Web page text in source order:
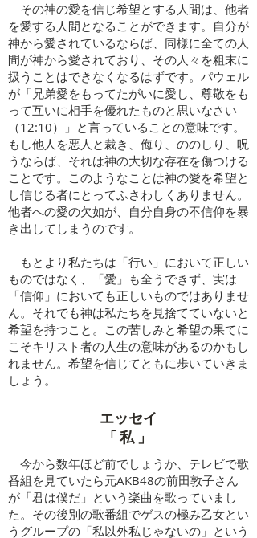
その神の愛を信じ希望とする人間は、他者
を愛する人間となることができます。自分が
神から愛されているならば、同様に全ての人
間が神から愛されており、その人々を粗末に
扱うことはできなくなるはずです。パウェル
が「兄弟愛をもってたがいに愛し、尊敬をも
って互いに相手を優れたものと思いなさい
（12:10）」と言っていることの意味です。
もし他人を悪人と裁き、侮り、ののしり、呪
うならば、それは神の大切な存在を傷つける
ことです。このようなことは神の愛を希望と
し信じる者にとってふさわしくありません。
他者への愛の欠如が、自分自身の不信仰を暴
き出してしまうのです。
もとより私たちは「行い」において正しい
ものではなく、「愛」も全うできず、実は
「信仰」においても正しいものではありませ
ん。それでも神は私たちを見捨てていないと
希望を持つこと。この苦しみと希望の果てに
こそキリスト者の人生の意味があるのかもし
れません。希望を信じてともに歩いていきま
しょう。
エッセイ
​「私」
今から数年ほど前でしょうか、テレビで歌
番組を見ていたら元AKB48の前田敦子さん
が「君は僕だ」という楽曲を歌っていまし
た。その後別の歌番組でゲスの極み乙女とい
うグループの「私以外私じゃないの」という